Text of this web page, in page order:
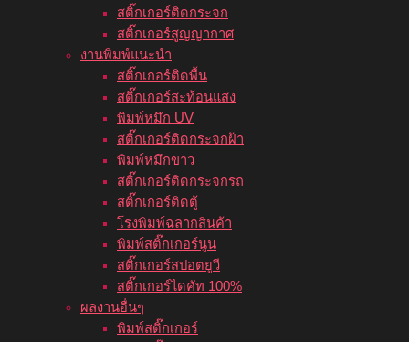
สติ๊กเกอร์ติดกระจก
สติ๊กเกอร์สูญญากาศ
งานพิมพ์แนะนำ
สติ๊กเกอร์ติดพื้น
สติ๊กเกอร์สะท้อนแสง
พิมพ์หมึก UV
สติ๊กเกอร์ติดกระจกฝ้า
พิมพ์หมึกขาว
สติ๊กเกอร์ติดกระจกรถ
สติ๊กเกอร์ติดตู้
โรงพิมพ์ฉลากสินค้า
พิมพ์สติ๊กเกอร์นูน
สติ๊กเกอร์สปอตยูวี
สติ๊กเกอร์ไดคัท 100%
ผลงานอื่นๆ
พิมพ์สติ๊กเกอร์